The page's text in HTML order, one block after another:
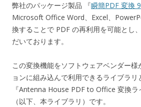
弊社のパッケージ製品 『瞬簡PDF 変換 9
Microsoft Office Word、Excel、
換することで PDF の再利用を可能とし
だいております。
この変換機能をソフトウェアベンダー様
ョンに組み込んで利用できるライブラリ
『Antenna House PDF to Office 変換ラ
（以下、本ライブラリ）です。